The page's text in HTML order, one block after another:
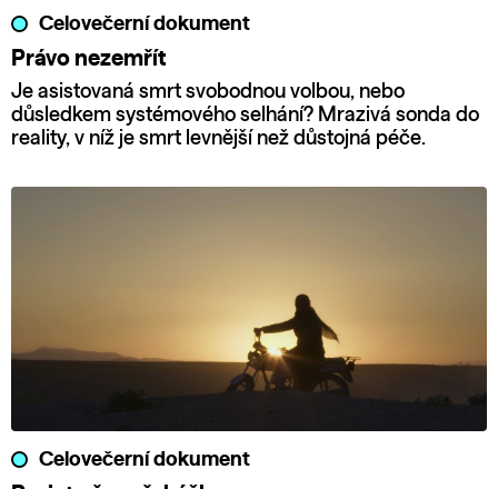
Celovečerní dokument
Právo nezemřít
Je asistovaná smrt svobodnou volbou, nebo
důsledkem systémového selhání? Mrazivá sonda do
reality, v níž je smrt levnější než důstojná péče.
Celovečerní dokument